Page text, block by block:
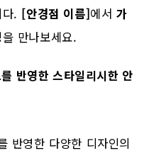
. [안경점 이름]에서가
만나보세요.
반영한 스타일리시한 안
반영한 다양한 디자인의